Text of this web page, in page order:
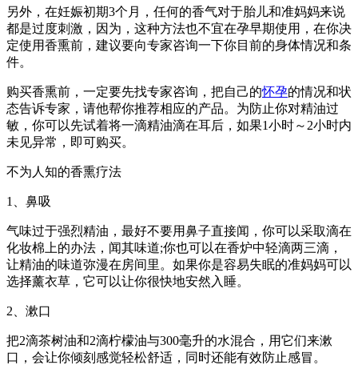
另外，在妊娠初期3个月，任何的香气对于胎儿和准妈妈来说
都是过度刺激，因为，这种方法也不宜在孕早期使用，在你决
定使用香熏前，建议要向专家咨询一下你目前的身体情况和条
件。
购买香熏前，一定要先找专家咨询，把自己的怀孕的情况和状
态告诉专家，请他帮你推荐相应的产品。为防止你对精油过
敏，你可以先试着将一滴精油滴在耳后，如果1小时～2小时内
未见异常，即可购买。
不为人知的香熏疗法
1、鼻吸
气味过于强烈精油，最好不要用鼻子直接闻，你可以采取滴在
化妆棉上的办法，闻其味道;你也可以在香炉中轻滴两三滴，
让精油的味道弥漫在房间里。如果你是容易失眠的准妈妈可以
选择薰衣草，它可以让你很快地安然入睡。
2、漱口
把2滴茶树油和2滴柠檬油与300毫升的水混合，用它们来漱
口，会让你倾刻感觉轻松舒适，同时还能有效防止感冒。